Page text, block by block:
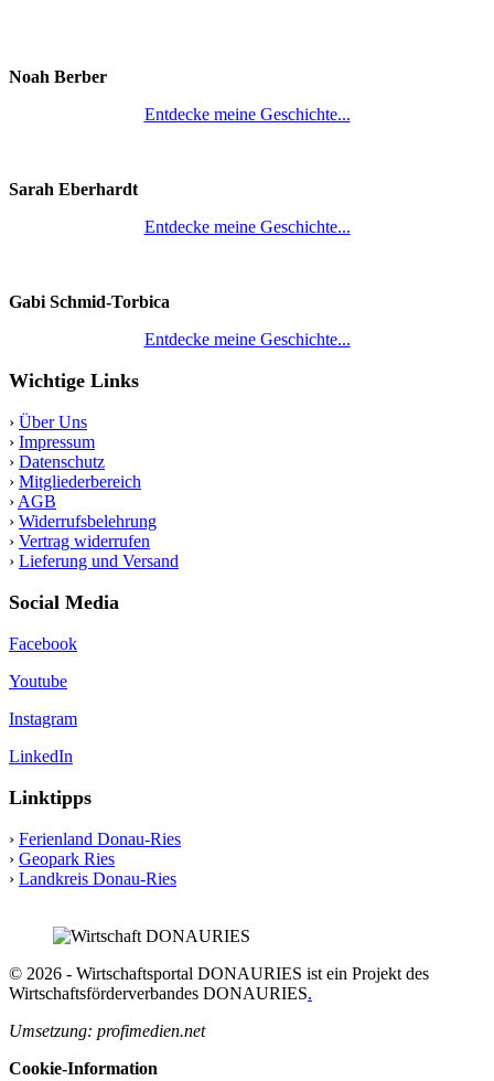
Noah Berber
Entdecke meine Geschichte...
Sarah Eberhardt
Entdecke meine Geschichte...
Gabi Schmid-Torbica
Entdecke meine Geschichte...
Wichtige Links
› Über Uns
› Impressum
› Datenschutz
› Mitgliederbereich
› AGB
› Widerrufsbelehrung
› Vertrag widerrufen
› Lieferung und Versand
Social Media
Facebook
Youtube
Instagram
LinkedIn
Linktipps
› Ferienland Donau-Ries
› Geopark Ries
› Landkreis Donau-Ries
© 2026 - Wirtschaftsportal DONAURIES ist ein Projekt des
Wirtschaftsförderverbandes DONAURIES.
Umsetzung: profimedien.net
Cookie-Information